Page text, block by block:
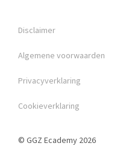
Disclaimer
Algemene voorwaarden
Privacyverklaring
Cookieverklaring
© GGZ Ecademy 2026